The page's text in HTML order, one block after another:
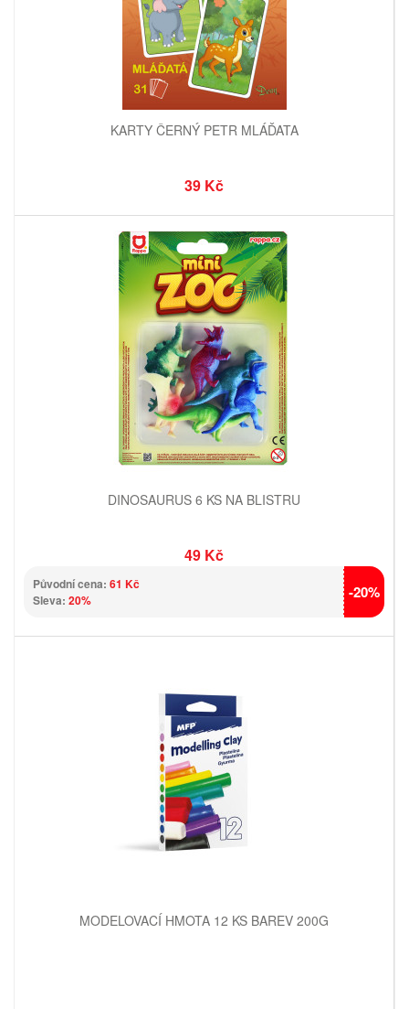
KARTY ČERNÝ PETR MLÁĎATA
39 Kč
DINOSAURUS 6 KS NA BLISTRU
49 Kč
Původní cena: 61 Kč
Sleva: 20% -20%
MODELOVACÍ HMOTA 12 KS BAREV 200G